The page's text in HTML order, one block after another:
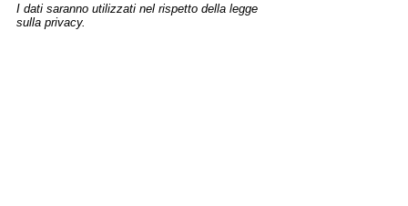
I dati saranno utilizzati nel rispetto della legge
sulla privacy.